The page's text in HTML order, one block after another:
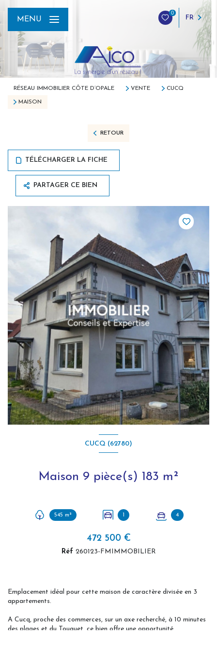
0
FR
MENU
RÉSEAU IMMOBILIER CÔTE D’OPALE VENTE CUCQ
MAISON
RETOUR
TÉLÉCHARGER LA FICHE
PARTAGER CE BIEN
CUCQ (62780)
Maison 9 pièce(s) 183 m²
545 m² 1 4
472 500 €
Réf 260123-FMIMMOBILIER
Emplacement idéal pour cette maison de caractère divisée en 3
appartements.
A Cucq, proche des commerces, sur un axe recherché, à 10 minutes
des plages et du Touquet, ce bien offre une opportunité